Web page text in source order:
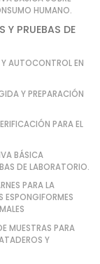
HUMANO.
Y PRUEBAS DE
AUTOCONTROL EN
Y PREPARACIÓN
PARA EL
BÁSICA
DE LABORATORIO.
PARA LA
ESPONGIFORMES
MUESTRAS PARA
Y